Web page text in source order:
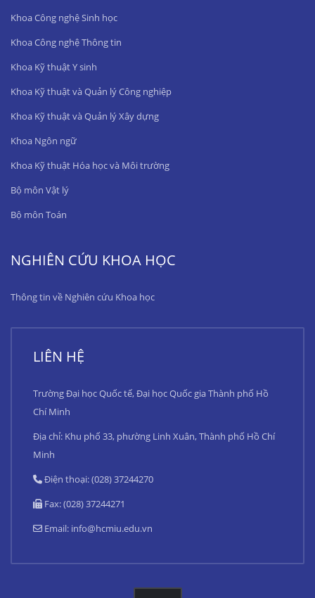
Khoa Công nghệ Sinh học
Khoa Công nghệ Thông tin
Khoa Kỹ thuật Y sinh
Khoa Kỹ thuật và Quản lý Công nghiệp
Khoa Kỹ thuật và Quản lý Xây dựng
Khoa Ngôn ngữ
Khoa Kỹ thuật Hóa học và Môi trường
Bộ môn Vật lý
Bộ môn Toán
NGHIÊN CỨU KHOA HỌC
Thông tin về Nghiên cứu Khoa học
LIÊN HỆ
Trường Đại học Quốc tế, Đại học Quốc gia Thành phố Hồ
Chí Minh
Địa chỉ: Khu phố 33, phường Linh Xuân, Thành phố Hồ Chí
Minh
Điện thoại: (028) 37244270
Fax: (028) 37244271
Email: info@hcmiu.edu.vn